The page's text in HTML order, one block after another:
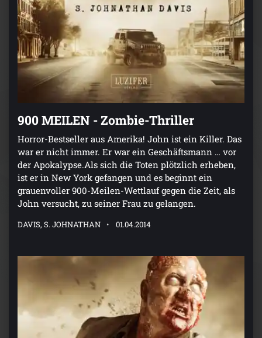
900 MEILEN - Zombie-Thriller
Horror-Bestseller aus Amerika! John ist ein Killer. Das
war er nicht immer. Er war ein Geschäftsmann … vor
der Apokalypse.Als sich die Toten plötzlich erheben,
ist er in New York gefangen und es beginnt ein
grauenvoller 900-Meilen-Wettlauf gegen die Zeit, als
John versucht, zu seiner Frau zu gelangen.
DAVIS, S. JOHNATHAN 01.04.2014